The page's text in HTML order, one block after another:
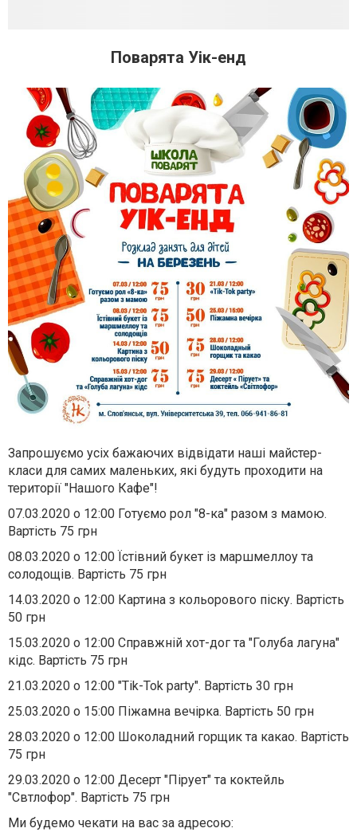
Поварята Уік-енд
Запрошуємо усіх бажаючих відвідати наші майстер-
класи для самих маленьких, які будуть проходити на
території "Нашого Кафе"!
07.03.2020 о 12:00 Готуємо рол "8-ка" разом з мамою.
Вартість 75 грн
08.03.2020 о 12:00 Їстівний букет із маршмеллоу та
солодощів. Вартість 75 грн
14.03.2020 о 12:00 Картина з кольорового піску. Вартість
50 грн
15.03.2020 о 12:00 Справжній хот-дог та "Голуба лагуна"
кідс. Вартість 75 грн
21.03.2020 о 12:00 "Tik-Tok party". Вартість 30 грн
25.03.2020 о 15:00 Піжамна вечірка. Вартість 50 грн
28.03.2020 о 12:00 Шоколадний горщик та какао. Вартість
75 грн
29.03.2020 о 12:00 Десерт "Пірует" та коктейль
"Свтлофор". Вартість 75 грн
Ми будемо чекати на вас за адресою: